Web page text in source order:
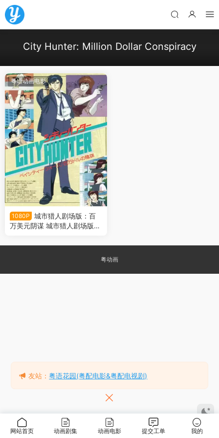
City Hunter: Million Dollar Conspiracy
粤语动画电影
1080P
城市猎人剧场版：百
万美元阴谋 城市猎人剧场版：
粤动画
网站首页 动画剧集 动画电影 提交工单 我的
友站：粤语花园(粤配电影&粤配电视剧)